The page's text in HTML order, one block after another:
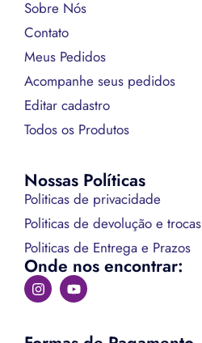
Sobre Nós
Contato
Meus Pedidos
Acompanhe seus pedidos
Editar cadastro
Todos os Produtos
Nossas Políticas
Politicas de privacidade
Politicas de devolução e trocas
Politicas de Entrega e Prazos
Onde nos encontrar: